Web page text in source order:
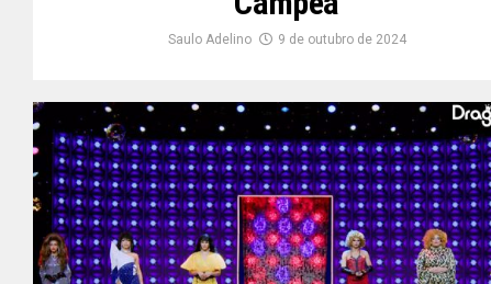
Saulo Adelino 9 de outubro de 2024